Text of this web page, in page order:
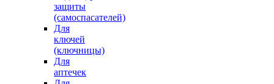
защиты
(самоспасателей)
Для
ключей
(ключницы)
Для
аптечек